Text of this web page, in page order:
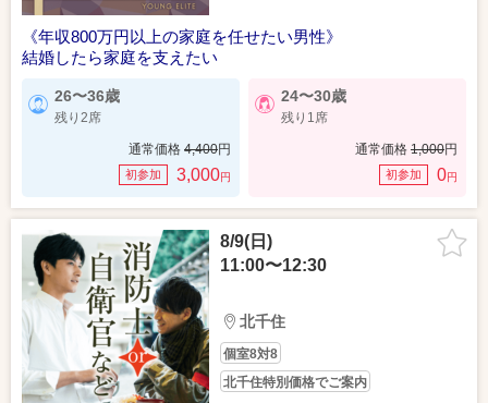
《年収800万円以上の家庭を任せたい男性》
結婚したら家庭を支えたい
26〜36歳
残り2席
通常価格 4,400円
初参加 3,000円
24〜30歳
残り1席
通常価格 1,000円
初参加 0円
8/9(日)
11:00〜12:30
北千住
個室8対8
北千住特別価格でご案内